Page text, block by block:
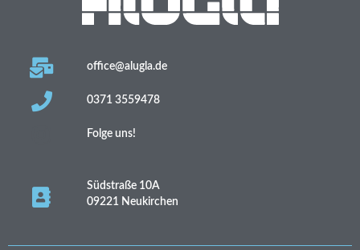
office@alugla.de
0371 3559478
Folge uns!
Südstraße 10A
09221 Neukirchen